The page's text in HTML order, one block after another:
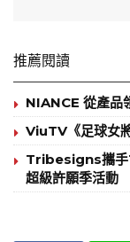
推薦閱讀
NIANCE 從產品
ViuTV《足球女
Tribesigns攜手
超級許願季活動